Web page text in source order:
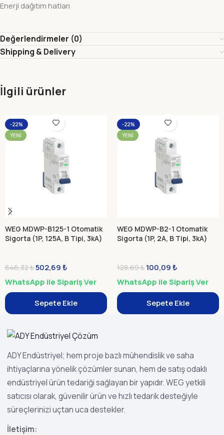
Enerji dağıtım hatları
Değerlendirmeler (0)
Shipping & Delivery
İlgili ürünler
-22%
YENI
WEG MDWP-B125-1 Otomatik
Sigorta (1P, 125A, B Tipi, 3kA)
646,32₺502,69₺
WhatsApp ile Sipariş Ver
Sepete Ekle
-22%
YENI
WEG MDWP-B2-1 Otomatik
Sigorta (1P, 2A, B Tipi, 3kA)
128,69₺ 100,09₺
WhatsApp ile Sipariş Ver
Sepete Ekle
ADY Endüstriyel; hem proje bazlı mühendislik ve saha
ihtiyaçlarına yönelik çözümler sunan, hem de satış odaklı
endüstriyel ürün tedariği sağlayan bir yapıdır. WEG yetkili
satıcısı olarak, güvenilir ürün ve hızlı tedarik desteğiyle
süreçlerinizi uçtan uca destekler.
İletişim: